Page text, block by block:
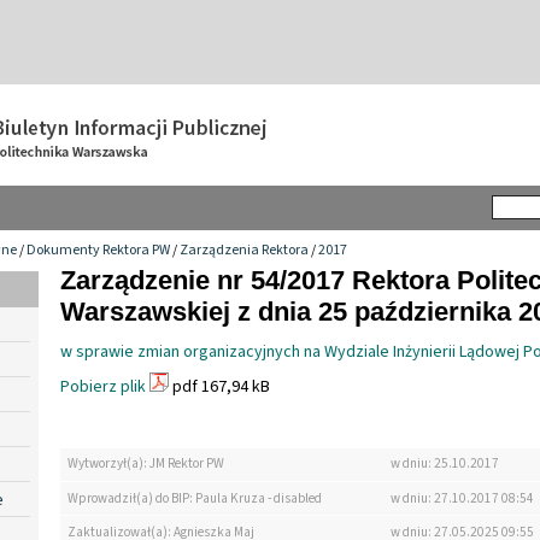
/Dokumenty Rektora PW/Zarządzenia Rektora/2017
Zarządzenie nr 54/2017 Rektora
Warszawskiej z dnia 25 października
w sprawie zmian organizacyjnych na Wydziale Inżynierii Lądowej
Pobierz plik
pdf 167,94 kB
Wytworzył(a): JM Rektor PW
w dniu: 25.10.2017
Wprowadził(a) do BIP: Paula Kruza - disabled
w dniu: 27.10.2017 08:54
Zaktualizował(a): Agnieszka Maj
w dniu: 27.05.2025 09:55